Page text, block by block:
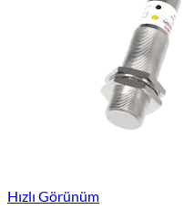
Hızlı Görünüm